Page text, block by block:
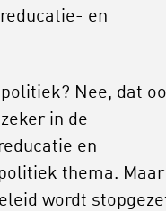
en
Nee, dat
in de
en
thema.
wordt